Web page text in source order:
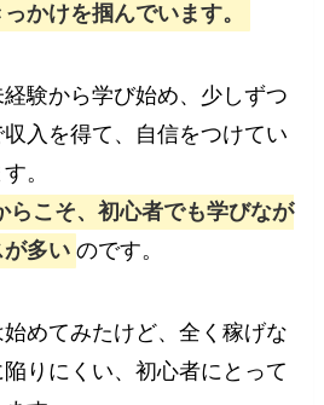
かけを掴んでいます。
験から学び始め、少しずつ
入を得て、自信をつけてい
。
らこそ、初心者でも学びなが
が多い のです。
めてみたけど、全く稼げな
りにくい、初心者にとって